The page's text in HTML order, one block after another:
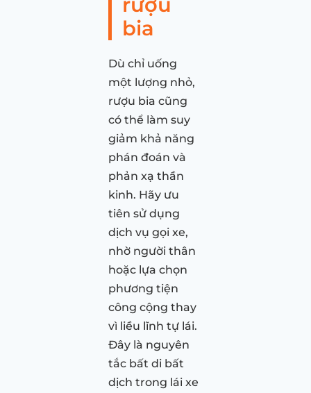
bia
Dù chỉ uống
một lượng nhỏ,
rượu bia cũng
có thể làm suy
giảm khả năng
phán đoán và
phản xạ thần
kinh. Hãy ưu
tiên sử dụng
dịch vụ gọi xe,
nhờ người thân
hoặc lựa chọn
phương tiện
công cộng thay
vì liều lĩnh tự lái.
Đây là nguyên
tắc bất di bất
dịch trong lái xe